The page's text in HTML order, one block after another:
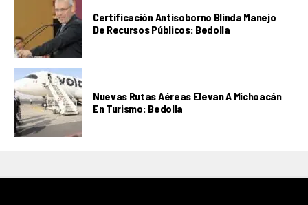
Certificación Antisoborno Blinda Manejo
De Recursos Públicos: Bedolla
Nuevas Rutas Aéreas Elevan A Michoacán
En Turismo: Bedolla